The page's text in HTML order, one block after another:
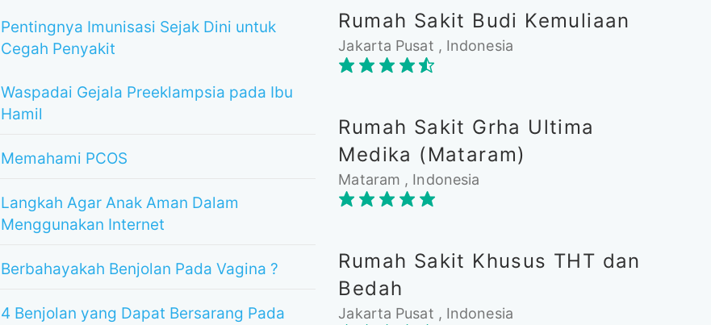
Pentingnya Imunisasi Sejak Dini untuk
Cegah Penyakit
Waspadai Gejala Preeklampsia pada Ibu
Hamil
Memahami PCOS
Langkah Agar Anak Aman Dalam
Menggunakan Internet
Berbahayakah Benjolan Pada Vagina ?
4 Benjolan yang Dapat Bersarang Pada
Rumah Sakit Budi Kemuliaan
Jakarta Pusat , Indonesia
Rumah Sakit Grha Ultima
Medika (Mataram)
Mataram , Indonesia
Rumah Sakit Khusus THT dan
Bedah
Jakarta Pusat , Indonesia